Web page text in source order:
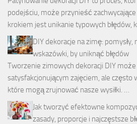
podejściu, może przynieść
krokiem jest unikanie typowych błędów,
DIY dekoracje na zimę: pomysły,
wskazówki, by uniknąć błędów
Tworzenie zimowych dekoracji DIY
satysfakcjonującym zajęciem, ale często
które mogą zrujnować nasze wysiłki. …
Jak tworzyć efektowne
zasady, proporcje i najczęstsze